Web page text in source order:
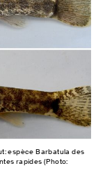
espèce Barbatula des
rapides (Photo: